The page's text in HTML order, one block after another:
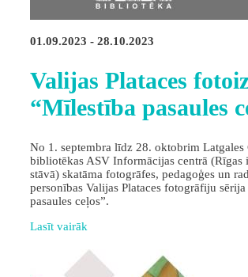
01.09.2023 - 28.10.2023
Valijas Plataces
“Mīlestība pasaules
No 1. septembra līdz 28. oktobrim Latgales
bibliotēkas ASV Informācijas centrā (Rīgas
stāvā) skatāma fotogrāfes, pedagoģes un
personības Valijas Plataces fotogrāfiju
pasaules ceļos”.
Lasīt vairāk